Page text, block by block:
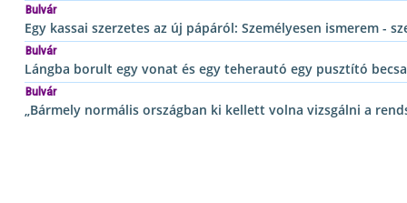
Bulvár
Egy kassai szerzetes az új pápáról: Személyesen ismerem -
Bulvár
Lángba borult egy vonat és egy teherautó egy pusztító
Bulvár
„Bármely normális országban ki kellett volna vizsgálni a